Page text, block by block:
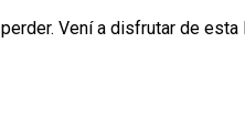
Vení a disfrutar de esta